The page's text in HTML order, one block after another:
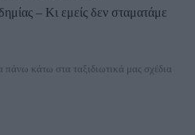
– Κι εμείς δεν σταματάμε
πάνω κάτω στα ταξιδιωτικά μας σχέδια